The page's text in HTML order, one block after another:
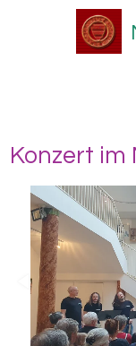
Hauptinhalt
Konzert im